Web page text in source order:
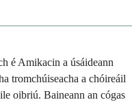
é Amikacin a úsáideann
tromchúiseacha a chóireáil
oibriú. Baineann an cógas